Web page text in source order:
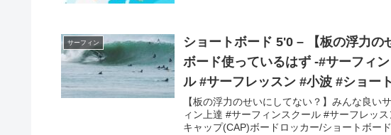
サーフィン
ショートボード 5'0 – 【板の浮力
ボード使っているはず -#サーフィ
ル #サーフレッスン #小波 #ショー
【板の浮力のせいにしてない？】みんな良
ィン上達 #サーフィンスクール #サーフレッ
キャップ(CAP)ボードロッカー/ショートボード